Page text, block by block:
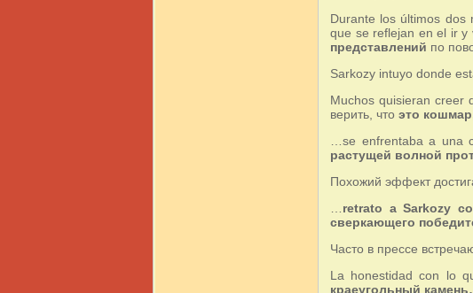
Durante los últimos dos
que se reflejan en el ir y
представлений по
Sarkozy intuyo donde
Muchos quisieran creer
верить, что это
…se enfrentaba a una
растущей волной
Похожий эффект
retrato a Sarkozy
сверкающего
Часто в прессе
La honestidad con lo
краеугольный